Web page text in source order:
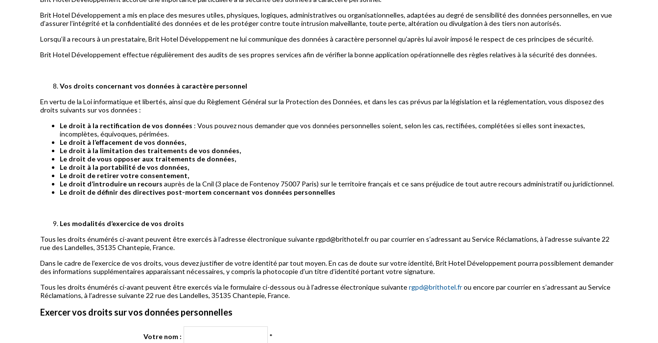
Brit Hotel Développement a mis en place des mesures utiles, physiques, logiques, administratives ou organisationnelles, adaptées au degré de sensibilité des données personnelles, en vue
d’assurer l’intégrité et la confidentialité des données et de les protéger contre toute intrusion malveillante, toute perte, altération ou divulgation à des tiers non autorisés.
Lorsqu’il a recours à un prestataire, Brit Hotel Développement ne lui communique des données à caractère personnel qu’après lui avoir imposé le respect de ces principes de sécurité.
Brit Hotel Développement effectue régulièrement des audits de ses propres services afin de vérifier la bonne application opérationnelle des règles relatives à la sécurité des données.
Vos droits concernant vos données à caractère personnel
En vertu de la Loi informatique et libertés, ainsi que du Règlement Général sur la Protection des Données, et dans les cas prévus par la législation et la réglementation, vous disposez des
droits suivants sur vos données :
Le droit à la rectification de vos données : Vous pouvez nous demander que vos données personnelles soient, selon les cas, rectifiées, complétées si elles sont inexactes,
incomplètes, équivoques, périmées.
Le droit à l’effacement de vos données,
Le droit à la limitation des traitements de vos données,
Le droit de vous opposer aux traitements de données,
Le droit à la portabilité de vos données,
Le droit de retirer votre consentement,
Le droit d’introduire un recours auprès de la Cnil (3 place de Fontenoy 75007 Paris) sur le territoire français et ce sans préjudice de tout autre recours administratif ou juridictionnel.
Le droit de définir des directives post-mortem concernant vos données personnelles
Les modalités d’exercice de vos droits
Tous les droits énumérés ci-avant peuvent être exercés à l’adresse électronique suivante rgpd@brithotel.fr ou par courrier en s’adressant au Service Réclamations, à l’adresse suivante 22
rue des Landelles, 35135 Chantepie, France.
Dans le cadre de l’exercice de vos droits, vous devez justifier de votre identité par tout moyen. En cas de doute sur votre identité, Brit Hotel Développement pourra possiblement demander
des informations supplémentaires apparaissant nécessaires, y compris la photocopie d’un titre d’identité portant votre signature.
Tous les droits énumérés ci-avant peuvent être exercés via le formulaire ci-dessous ou à l’adresse électronique suivantergpd@brithotel.frou encore par courrier en s’adressant au Service
Réclamations, à l’adresse suivante 22 rue des Landelles, 35135 Chantepie, France.
Exercer vos droits sur vos données personnelles
Votre nom : *